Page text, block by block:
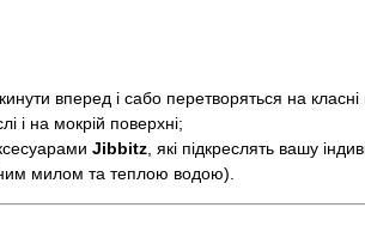
вперед і сабо перетворяться на
і на мокрій поверхні;
Jibbitz, які підкреслять вашу
милом та теплою водою).